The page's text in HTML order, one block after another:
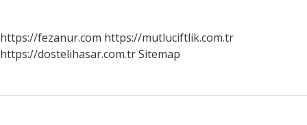
https://fezanur.com https://mutluciftlik.com.tr
https://dostelihasar.com.trSitemap